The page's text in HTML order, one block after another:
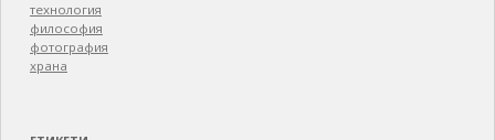
технология
философия
фотография
храна